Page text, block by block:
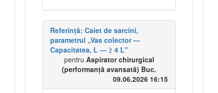
coagulare bipolară – depășesc
parametrii necesari pentru utilizarea
clinică standard și corespund
performanțelor unui număr restrâns de
echipamente disponibile pe piață, ceea
ce poate conduce la restrângerea
Referință: Caiet de sarcini,
parametrul „Vas colector —
Capacitatea, L — ≥ 4 L"
pentru Aspirator chirurgical
(performanță avansată) Buc.
09.06.2026 16:15